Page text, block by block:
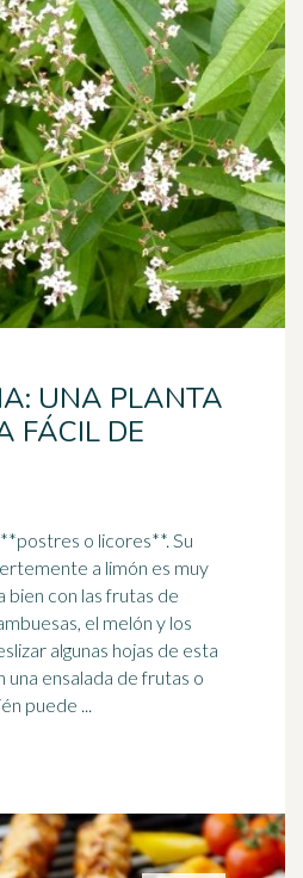
UNA PLANTA
FÁCIL DE
o licores**. Su
a limón es muy
bien con las frutas de
el melón y los
una ensalada de frutas o
un granizado. También puede ...